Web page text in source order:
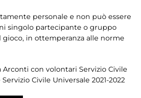
personale e non può essere
singolo partecipante o gruppo
in ottemperanza alle norme
Arconti con volontari Servizio Civile
Servizio Civile Universale 2021-2022